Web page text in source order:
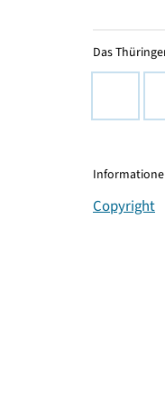
Das
Copyright